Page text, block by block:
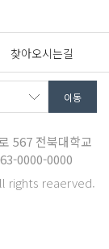
찾아오시는길
567 전북대학교
0000-0000
rights reaerved.